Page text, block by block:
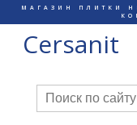
МАГАЗИН ПЛИТКИ
Cersanit